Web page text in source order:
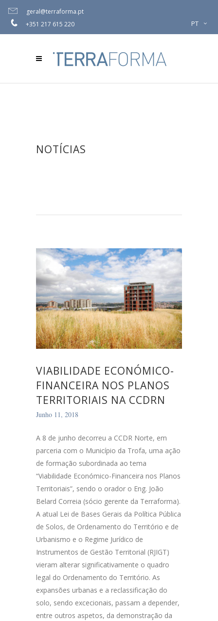
geral@terraforma.pt
+351 217 615 220
PT
NOTÍCIAS
VIABILIDADE ECONÓMICO-
FINANCEIRA NOS PLANOS
TERRITORIAIS NA CCDRN
Junho 11, 2018
A 8 de junho decorreu a CCDR Norte, em
parceria com o Município da Trofa, uma ação
de formação subordinada ao tema
“Viabilidade Económico-Financeira nos Planos
Territoriais”, sendo o orador o Eng. João
Belard Correia (sócio gerente da Terraforma).
A atual Lei de Bases Gerais da Política Pública
de Solos, de Ordenamento do Território e de
Urbanismo e o Regime Jurídico de
Instrumentos de Gestão Territorial (RJIGT)
vieram alterar significativamente o quadro
legal do Ordenamento do Território. As
expansões urbanas e a reclassificação do
solo, sendo excecionais, passam a depender,
entre outros aspetos, da demonstração da